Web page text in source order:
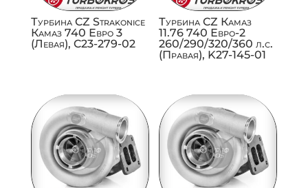
Турбина CZ Strakonice
Камаз 740 Евро 3
(Левая), C23-279-02
Турбина CZ Камаз
11.76 740 Евро-2
260/290/320/360 л.с.
(Правая), K27-145-01